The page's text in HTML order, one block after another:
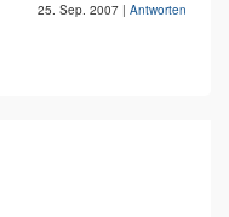
25. Sep. 2007 | Antworten